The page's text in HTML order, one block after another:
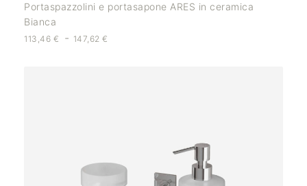
Portaspazzolini e portasapone ARES in ceramica
Bianca
113,46 € - 147,62€